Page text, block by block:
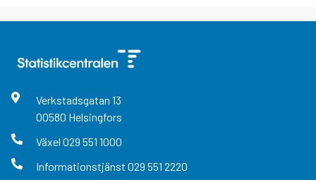
Verkstadsgatan 13
00580 Helsingfors
Växel 029 551 1000
Informationstjänst 029 551 2220